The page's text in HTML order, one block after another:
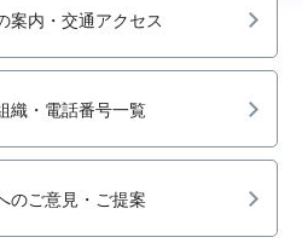
案内・交通アクセス
織・電話番号一覧
のご意見・ご提案